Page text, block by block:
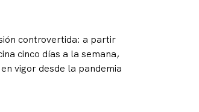
controvertida: a partir
cinco días a la semana,
vigor desde la pandemia